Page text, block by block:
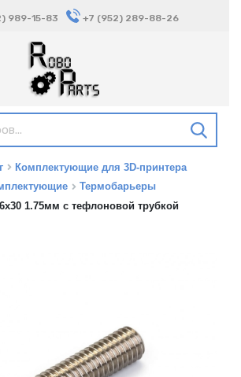
989-15-83 +7 (952) 289-88-26
Комплектующие для 3D-принтера
Термобарьеры
1.75мм с тефлоновой трубкой